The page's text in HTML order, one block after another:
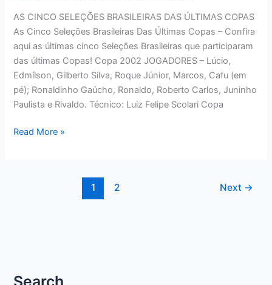
AS CINCO SELEÇÕES BRASILEIRAS DAS ÚLTIMAS COPAS
As Cinco Seleções Brasileiras Das Últimas Copas – Confira
aqui as últimas cinco Seleções Brasileiras que participaram
das últimas Copas! Copa 2002 JOGADORES – Lúcio,
Edmílson, Gilberto Silva, Roque Júnior, Marcos, Cafu (em
pé); Ronaldinho Gaúcho, Ronaldo, Roberto Carlos, Juninho
Paulista e Rivaldo. Técnico: Luiz Felipe Scolari Copa
AS
Read More »
1 2 Next →